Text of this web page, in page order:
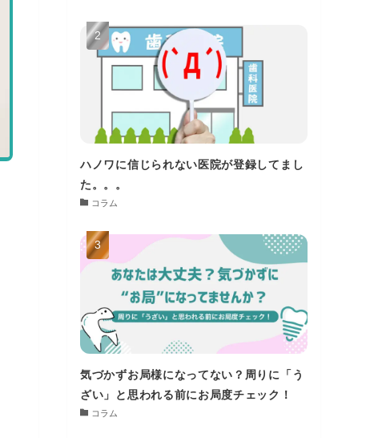
ハノワに信じられない医院が登録してまし
た。。。
コラム
気づかずお局様になってない？周りに「う
ざい」と思われる前にお局度チェック！
コラム